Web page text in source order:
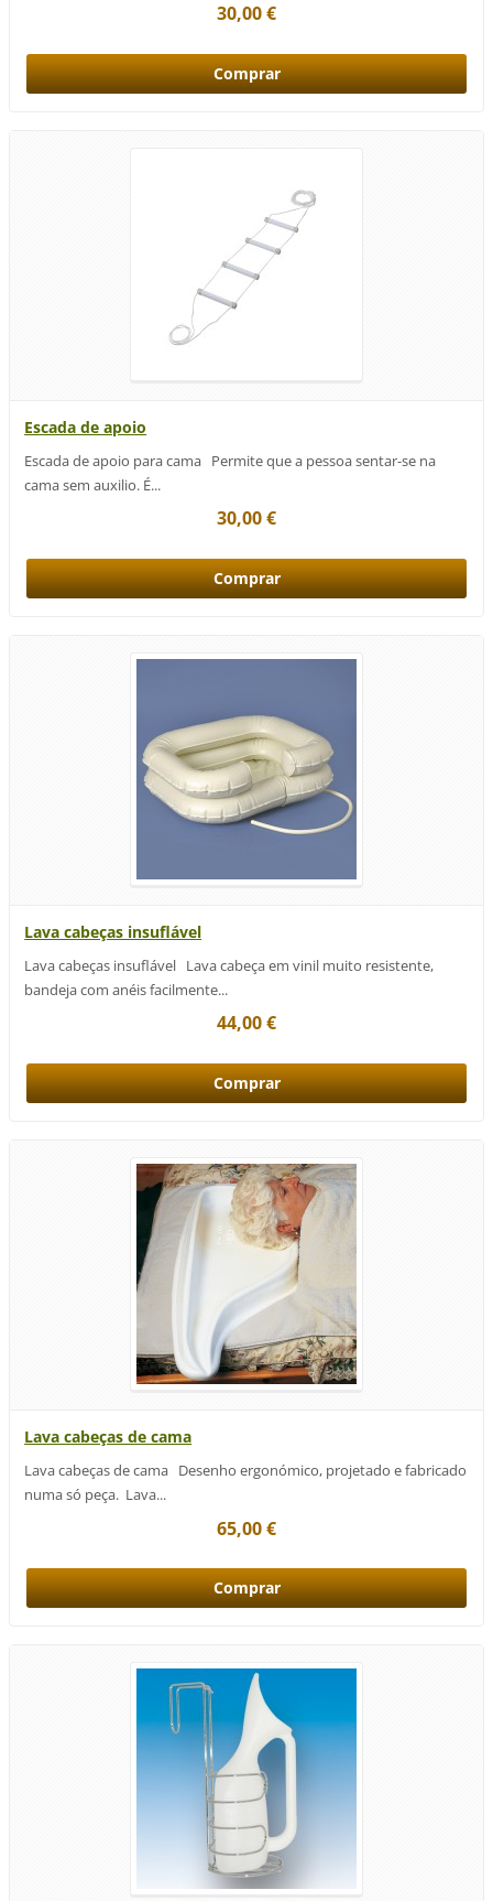
30,00 €
Escada de apoio
Escada de apoio para cama Permite que a pessoa sentar-se na
cama sem auxilio. É...
30,00 €
Lava cabeças insuflável
Lava cabeças insuflável Lava cabeça em vinil muito resistente,
bandeja com anéis facilmente...
44,00 €
Lava cabeças de cama
Lava cabeças de cama Desenho ergonómico, projetado e fabricado
numa só peça. Lava...
65,00 €